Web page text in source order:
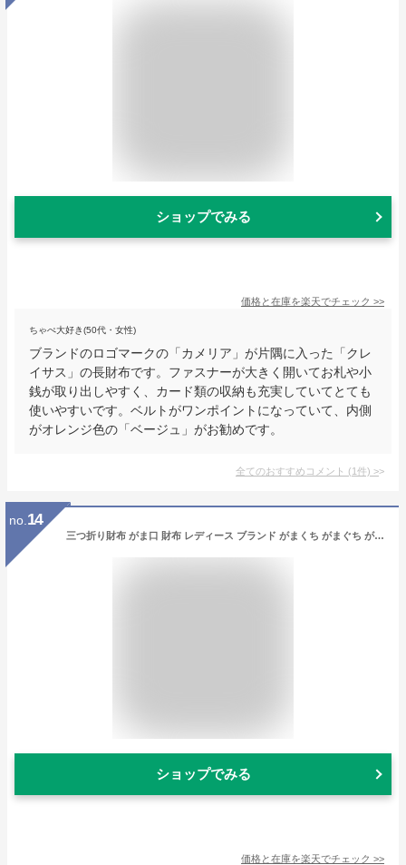
ショップでみる
価格と在庫を楽天でチェック >>
ちゃぺ大好き(50代・女性)
ブランドのロゴマークの「カメリア」が片隅に入った「クレ
イサス」の長財布です。ファスナーが大きく開いてお札や小
銭が取り出しやすく、カード類の収納も充実していてとても
使いやすいです。ベルトがワンポイントになっていて、内側
がオレンジ色の「ベージュ」がお勧めです。
全てのおすすめコメント (1件) >
no. 14
三つ折り財布 がま口 財布 レディース ブランド がまくち がまぐち がま口財布 サイフ 本革 40代 50代 かわいい 小銭入れ 三つ折り ミニ財布 ガマ口 牛革 小さい レザー コンパクト 革 カード入れ おしゃれ ギフト プレゼント 送料無料
ショップでみる
価格と在庫を楽天でチェック >>